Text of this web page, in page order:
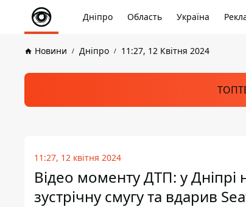
Дніпро Область Україна
Новини Дніпро 11:27, 12 Квітня 2024
11:27, 12 квітня 2024
Відео моменту ДТП: у Дніпрі
зустрічну смугу та вдарив